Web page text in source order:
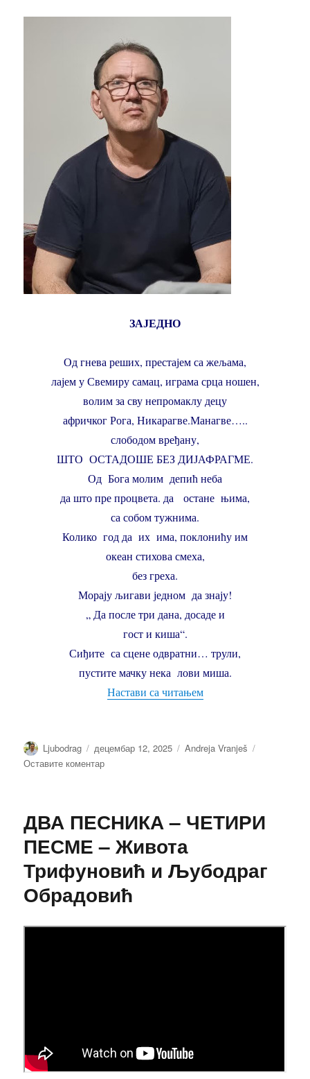
ЗАЈЕДНО
Од гнева реших, престајем са жељама,
лајем у Свемиру самац, играма срца ношен,
волим за сву непромаклу децу
афричког Рога, Никарагве.Манагве…..
слободом вређану,
ШТО ОСТАДОШЕ БЕЗ ДИЈАФРАГМЕ.
Од Бога молим депић неба
да што пре процвета. да остане њима,
са собом тужнима.
Колико год да их има, поклонићу им
океан стихова смеха,
без греха.
Морају љигави једном да знају!
„ Да после три дана, досаде и
гост и киша“.
Сиђите са сцене одвратни… трули,
пустите мачку нека лови миша.
Настави са читањем“ЗАЈЕДНО –
Аутор
Ljubodrag Објављено
децембар 12, 2025 Категорије
Andreja Vranješ
Оставите коментарна
Ђ.
ДВА ПЕСНИКА – ЧЕТИРИ
ПЕСМЕ – Живота
Трифуновић и Љубодраг
Обрадовић